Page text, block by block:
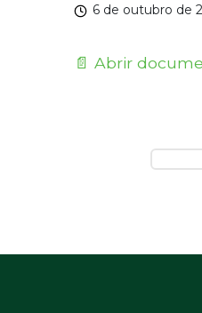
6 de outubro de
📄 Abrir